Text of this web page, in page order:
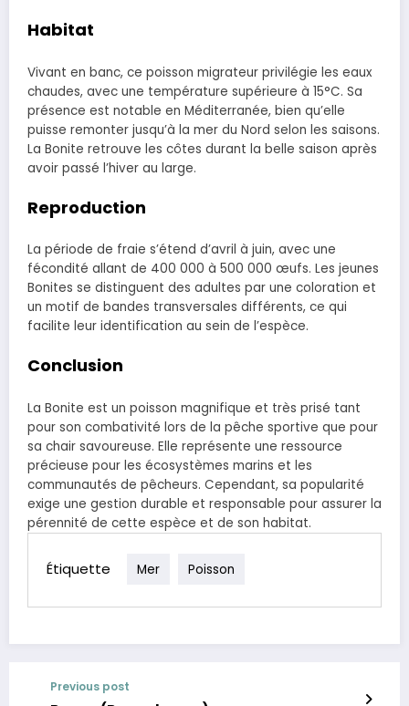
Habitat
Vivant en banc, ce poisson migrateur privilégie les eaux
chaudes, avec une température supérieure à 15°C. Sa
présence est notable en Méditerranée, bien qu’elle
puisse remonter jusqu’à la mer du Nord selon les saisons.
La Bonite retrouve les côtes durant la belle saison après
avoir passé l’hiver au large.
Reproduction
La période de fraie s’étend d’avril à juin, avec une
fécondité allant de 400 000 à 500 000 œufs. Les jeunes
Bonites se distinguent des adultes par une coloration et
un motif de bandes transversales différents, ce qui
facilite leur identification au sein de l’espèce.
Conclusion
La Bonite est un poisson magnifique et très prisé tant
pour son combativité lors de la pêche sportive que pour
sa chair savoureuse. Elle représente une ressource
précieuse pour les écosystèmes marins et les
communautés de pêcheurs. Cependant, sa popularité
exige une gestion durable et responsable pour assurer la
pérennité de cette espèce et de son habitat.
Étiquette Mer Poisson
Previous post